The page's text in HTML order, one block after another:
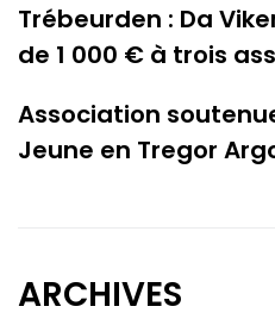
Trébeurden : Da
de 1 000 € à trois
Association
Jeune en Tregor
ARCHIVES